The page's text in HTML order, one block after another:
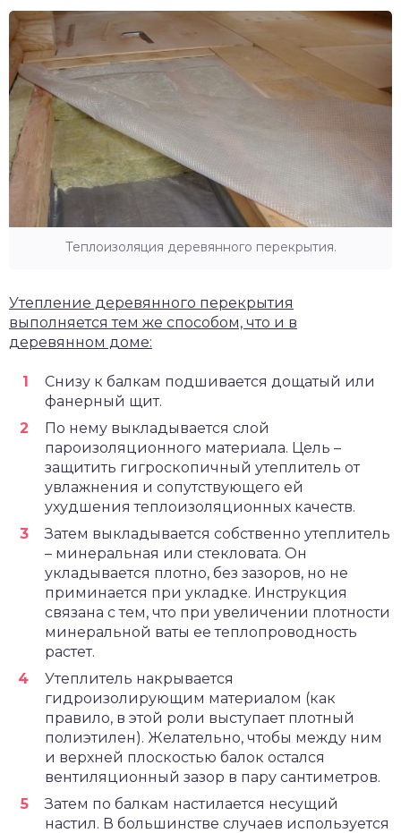
Теплоизоляция деревянного перекрытия.
Утепление деревянного перекрытия
выполняется тем же способом, что и в
деревянном доме:
Снизу к балкам подшивается дощатый или
фанерный щит.
По нему выкладывается слой
пароизоляционного материала. Цель –
защитить гигроскопичный утеплитель от
увлажнения и сопутствующего ей
ухудшения теплоизоляционных качеств.
Затем выкладывается собственно утеплитель
– минеральная или стекловата. Он
укладывается плотно, без зазоров, но не
приминается при укладке. Инструкция
связана с тем, что при увеличении плотности
минеральной ваты ее теплопроводность
растет.
Утеплитель накрывается
гидроизолирующим материалом (как
правило, в этой роли выступает плотный
полиэтилен). Желательно, чтобы между ним
и верхней плоскостью балок остался
вентиляционный зазор в пару сантиметров.
Затем по балкам настилается несущий
настил. В большинстве случаев используется